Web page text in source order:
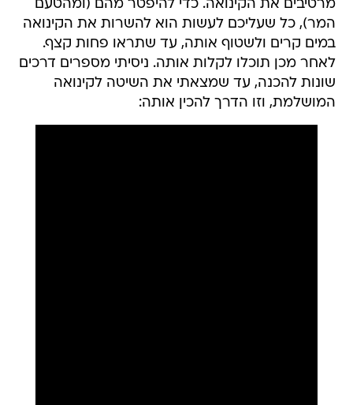
מרטיבים את הקינואה. כדי להיפטר מהם (ומהטעם
המר), כל שעליכם לעשות הוא להשרות את הקינואה
במים קרים ולשטוף אותה, עד שתראו פחות קצף.
לאחר מכן תוכלו לקלות אותה. ניסיתי מספרים דרכים
שונות להכנה, עד שמצאתי את השיטה לקינואה
המושלמת, וזו הדרך להכין אותה: